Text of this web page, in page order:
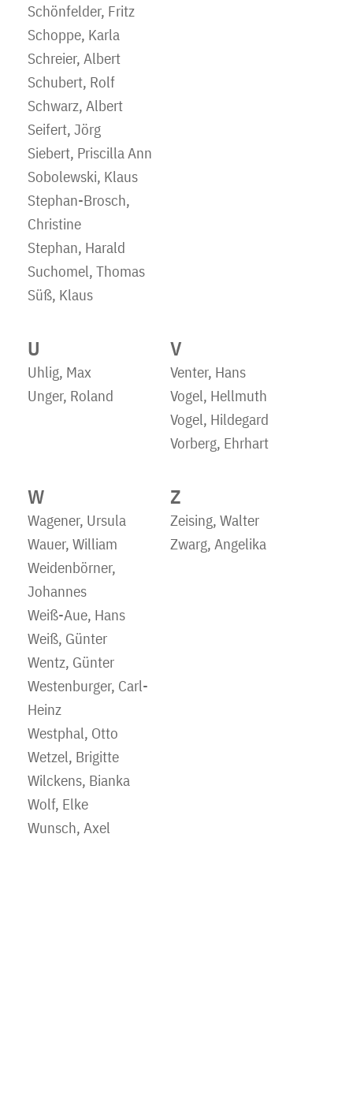
Schönfelder, Fritz
Schoppe, Karla
Schreier, Albert
Schubert, Rolf
Schwarz, Albert
Seifert, Jörg
Siebert, Priscilla Ann
Sobolewski, Klaus
Stephan-Brosch,
Christine
Stephan, Harald
Suchomel, Thomas
Süß, Klaus
U
Uhlig, Max
Unger, Roland
V
Venter, Hans
Vogel, Hellmuth
Vogel, Hildegard
Vorberg, Ehrhart
W
Wagener, Ursula
Wauer, William
Weidenbörner,
Johannes
Weiß-Aue, Hans
Weiß, Günter
Wentz, Günter
Westenburger, Carl-
Heinz
Westphal, Otto
Wetzel, Brigitte
Wilckens, Bianka
Wolf, Elke
Wunsch, Axel
Z
Zeising, Walter
Zwarg, Angelika